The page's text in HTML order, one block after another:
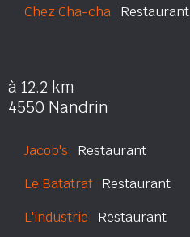
Chez Cha-cha Restaurant
à 12.2 km
4550 Nandrin
Jacob's Restaurant
Le BatatrafRestaurant
L'industrie Restaurant